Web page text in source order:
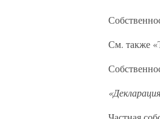
См. также